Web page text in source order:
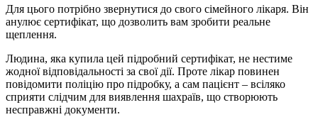
Для цього потрібно звернутися до свого сімейного лікаря. Він
анулює сертифікат, що дозволить вам зробити реальне
щеплення.
Людина, яка купила цей підробний сертифікат, не нестиме
жодної відповідальності за свої дії. Проте лікар повинен
повідомити поліцію про підробку, а сам пацієнт – всіляко
сприяти слідчим для виявлення шахраїв, що створюють
несправжні документи.